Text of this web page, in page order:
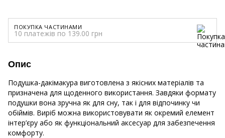
ПОКУПКА ЧАСТИНАМИ
10 платежів по 139.00 грн
Опис
Подушка-дакімакура виготовлена з якісних матеріалів та
призначена для щоденного використання. Завдяки формату
подушки вона зручна як для сну, так і для відпочинку чи
обіймів. Виріб можна використовувати як окремий елемент
інтер’єру або як функціональний аксесуар для забезпечення
комфорту.